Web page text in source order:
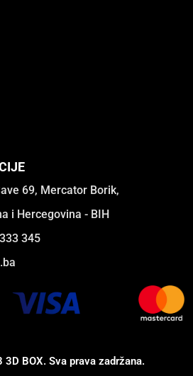
69, Mercator Borik,
i Hercegovina - BIH
345
BOX. Sva prava zadržana.